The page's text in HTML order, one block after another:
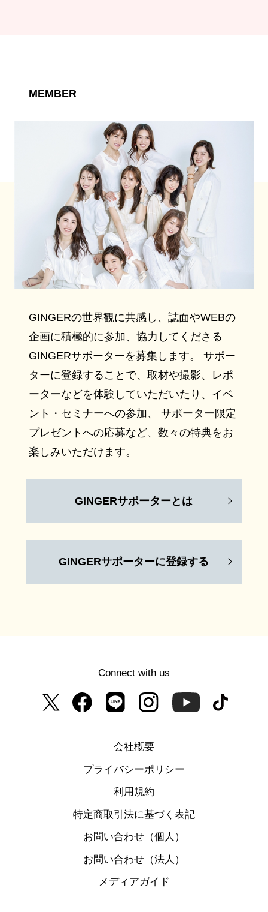
MEMBER
GINGERの世界観に共感し、誌面やWEBの
企画に積極的に参加、協力してくださる
GINGERサポーターを募集します。 サポー
ターに登録することで、取材や撮影、レポ
ーターなどを体験していただいたり、イベ
ント・セミナーへの参加、 サポーター限定
プレゼントへの応募など、数々の特典をお
楽しみいただけます。
GINGERサポーターとは
GINGERサポーターに登録する
Connect with us
会社概要
プライバシーポリシー
利用規約
特定商取引法に基づく表記
お問い合わせ（個人）
お問い合わせ（法人）
メディアガイド